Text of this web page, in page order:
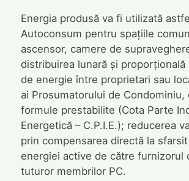
Energia produsă va fi utilizată
Autoconsum pentru spațiile
ascensor, camere de
distribuirea lunară și proporțională
de energie între proprietari sau
ai Prosumatorului de Condominiu,
formule prestabilite (Cota Parte
Energetică – C.P.I.E.); reducerea
prin compensarea directă la
energiei active de către furnizorul
tuturor membrilor PC.